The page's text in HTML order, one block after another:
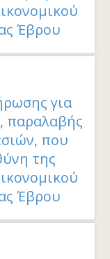
Έβρου
για
παραλαβής
που
της
Έβρου